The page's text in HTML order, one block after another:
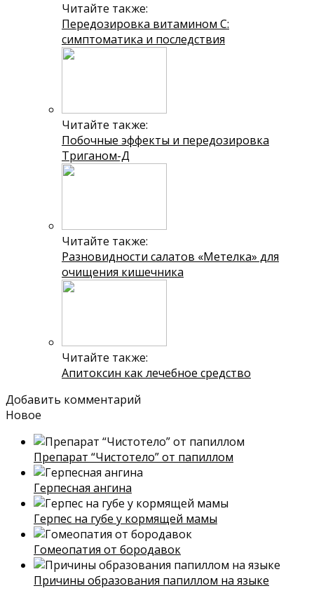
Читайте также:
Передозировка витамином С:
симптоматика и последствия
Читайте также:
Побочные эффекты и передозировка
Триганом-Д
Читайте также:
Разновидности салатов «Метелка» для
очищения кишечника
Читайте также:
Апитоксин как лечебное средство
Добавить комментарий
Новое
Препарат “Чистотело” от папиллом
Герпесная ангина
Герпес на губе у кормящей мамы
Гомеопатия от бородавок
Причины образования папиллом на языке